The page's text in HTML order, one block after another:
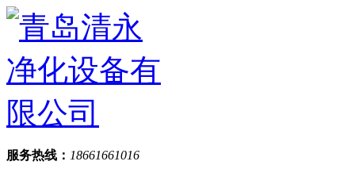
服务热线： 18661661016